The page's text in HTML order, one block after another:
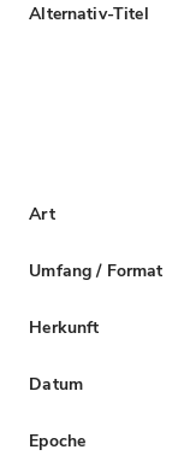
Alternativ-Titel
Art
Umfang / Format
Herkunft
Datum
Epoche